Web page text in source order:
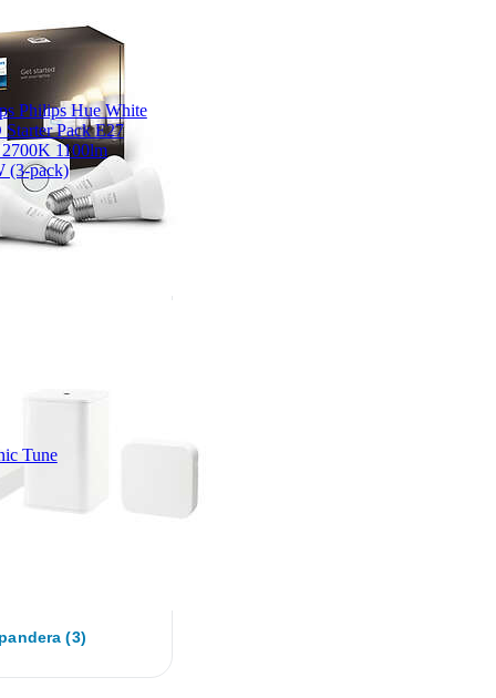
Philips Hue White
Pack E27
1100lm
(3-pack)
Tune
(3)